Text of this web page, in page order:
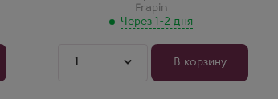
Frapin
Через 1-2 дня
1 В корзину